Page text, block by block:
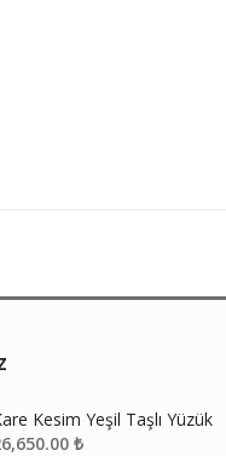
Kesim Yeşil Taşlı Yüzük
₺